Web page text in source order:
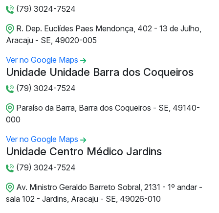
(79) 3024-7524
R. Dep. Euclídes Paes Mendonça, 402 - 13 de Julho,
Aracaju - SE, 49020-005
Ver no Google Maps
Unidade Unidade Barra dos Coqueiros
(79) 3024-7524
Paraíso da Barra, Barra dos Coqueiros - SE, 49140-
000
Ver no Google Maps
Unidade Centro Médico Jardins
(79) 3024-7524
Av. Ministro Geraldo Barreto Sobral, 2131 - 1º andar -
sala 102 - Jardins, Aracaju - SE, 49026-010